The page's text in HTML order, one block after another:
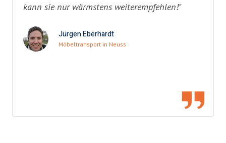
kann sie nur wärmstens weiterempfehlen!"
Jürgen Eberhardt
Möbeltransport in Neuss